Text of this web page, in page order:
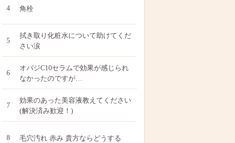
4 角栓
5
拭き取り化粧水について助けてくだ
さい涙
6
オバジC10セラムで効果が感じられ
なかったのですが…
7
効果のあった美容液教えてください
(解決済み歓迎！)
8 毛穴汚れ 赤み 貴方ならどうする